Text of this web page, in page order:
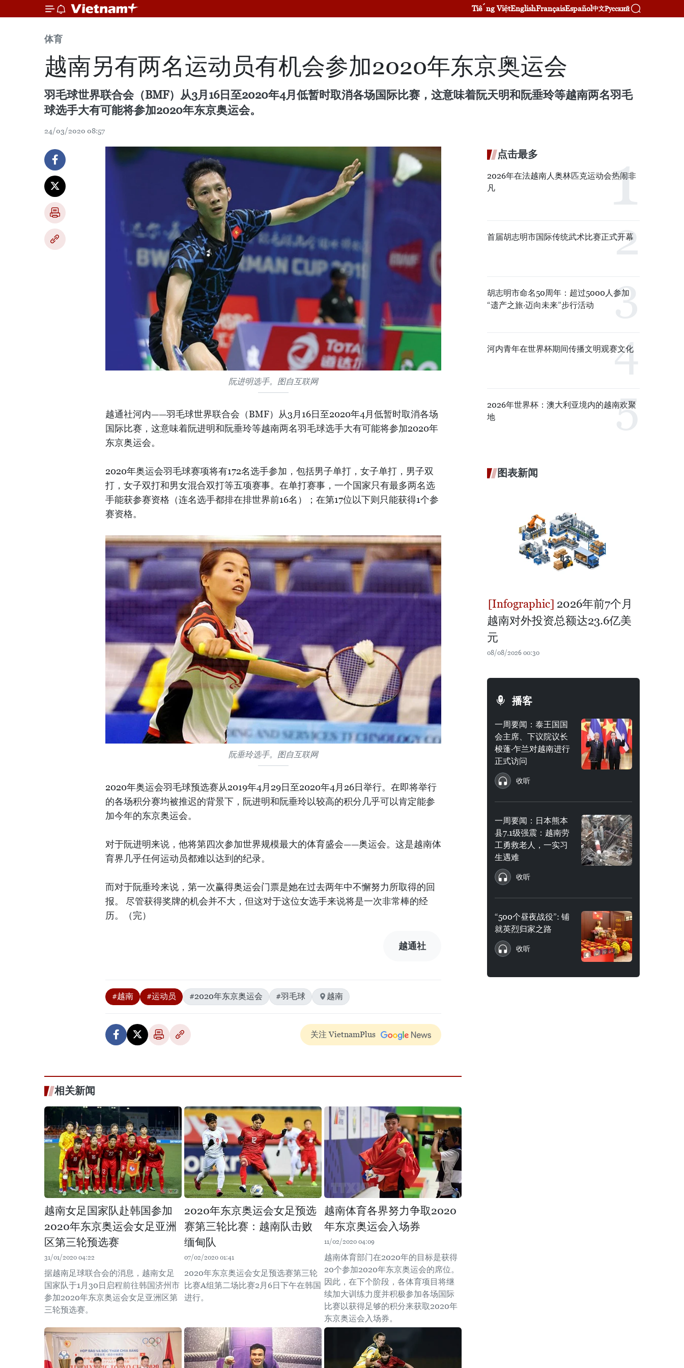
Tiếng ViệtEnglishFrançaisEspañol中文Русский
体育
越南另有两名运动员有机会参加2020年东京奥运会
羽毛球世界联合会（BMF）从3月16日至2020年4月低暂时取消各场国际比赛，这意味着阮天明和阮垂玲等越南两名羽毛
球选手大有可能将参加2020年东京奥运会。
24/03/2020 08:57
阮进明选手。图自互联网
越通社河内——羽毛球世界联合会（BMF）从3月16日至2020年4月低暂时取消各场
国际比赛，这意味着阮进明和阮垂玲等越南两名羽毛球选手大有可能将参加2020年
东京奥运会。
2020年奥运会羽毛球赛项将有172名选手参加，包括男子单打，女子单打，男子双
打，女子双打和男女混合双打等五项赛事。在单打赛事，一个国家只有最多两名选
手能获参赛资格（连名选手都排在排世界前16名）；在第17位以下则只能获得1个参
赛资格。
阮垂玲选手。图自互联网
2020年奥运会羽毛球预选赛从2019年4月29日至2020年4月26日举行。在即将举行
的各场积分赛均被推迟的背景下，阮进明和阮垂玲以较高的积分几乎可以肯定能参
加今年的东京奥运会。
对于阮进明来说，他将第四次参加世界规模最大的体育盛会——奥运会。这是越南体
育界几乎任何运动员都难以达到的纪录。
而对于阮垂玲来说，第一次赢得奥运会门票是她在过去两年中不懈努力所取得的回
报。 尽管获得奖牌的机会并不大，但这对于这位女选手来说将是一次非常棒的经
历。（完）
越通社
#越南 #运动员 #2020年东京奥运会 #羽毛球 越南
关注 VietnamPlus
相关新闻
越南女足国家队赴韩国参加
2020年东京奥运会女足亚洲
区第三轮预选赛
31/01/2020 04:22
据越南足球联合会的消息，越南女足
国家队于1月30日启程前往韩国济州市
参加2020年东京奥运会女足亚洲区第
三轮预选赛。
2020年东京奥运会女足预选
赛第三轮比赛：越南队击败
缅甸队
07/02/2020 01:41
2020年东京奥运会女足预选赛第三轮
比赛A组第二场比赛2月6日下午在韩国
进行。
越南体育各界努力争取2020
年东京奥运会入场券
11/02/2020 04:09
越南体育部门在2020年的目标是获得
20个参加2020年东京奥运会的席位。
因此，在下个阶段，各体育项目将继
续加大训练力度并积极参加各场国际
比赛以获得足够的积分来获取2020年
东京奥运会入场券。
点击最多
2026年在法越南人奥林匹克运动会热闹非
凡
首届胡志明市国际传统武术比赛正式开幕
胡志明市命名50周年：超过5000人参加
“遗产之旅·迈向未来”步行活动
河内青年在世界杯期间传播文明观赛文化
2026年世界杯：澳大利亚境内的越南欢聚
地
图表新闻
2026年前7个月
越南对外投资总额达23.6亿美
元
08/08/2026 00:30
播客
一周要闻：泰王国国
会主席、下议院议长
梭蓬·乍兰对越南进行
正式访问
收听
一周要闻：日本熊本
县7.1级强震：越南劳
工勇救老人，一实习
生遇难
收听
“500个昼夜战役”: 铺
就英烈归家之路
收听